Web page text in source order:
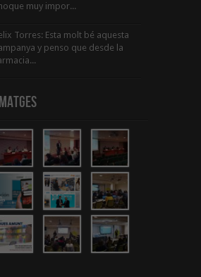
muy impor...
Torres: Esta molt bé aquesta
y penso que desde la